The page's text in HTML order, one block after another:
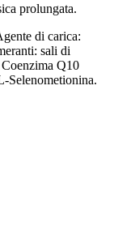
prolungata.
di carica:
sali di
Q10
Selenometionina.